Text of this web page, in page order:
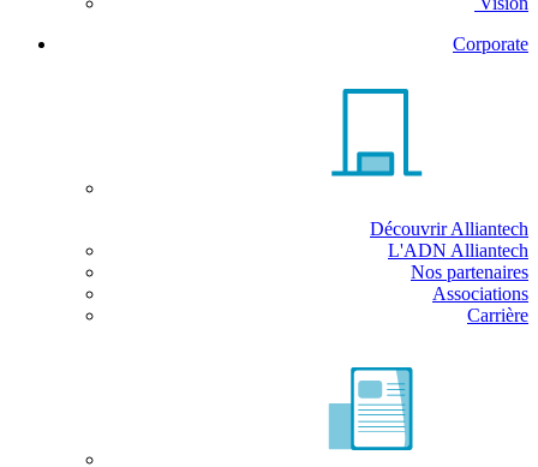
Corporate
Découvrir Alliantech
L'ADN Alliantech
Nos partenaires
Associations
Carrière